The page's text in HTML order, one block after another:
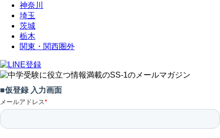
神奈川
埼玉
茨城
栃木
関東・関西圏外